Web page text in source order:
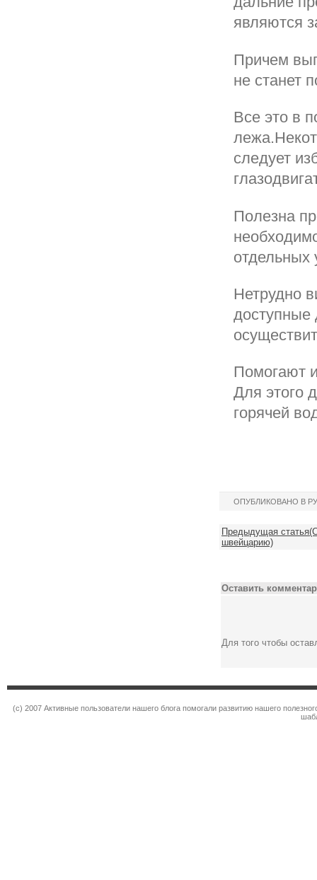
являются
Причем
не станет
Все это в
следует
Полезна
отдельных
Нетрудно
доступные
Помогают
Для этого
горячей
ОПУБЛИКОВАНО В
Предыдущая
швейцарию)
Оставить
Для того чтобы
(c) 2007 Активные пользователи нашего блога помогали развитию нашего